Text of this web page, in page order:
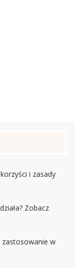
i zasady
Zobacz
zastosowanie w